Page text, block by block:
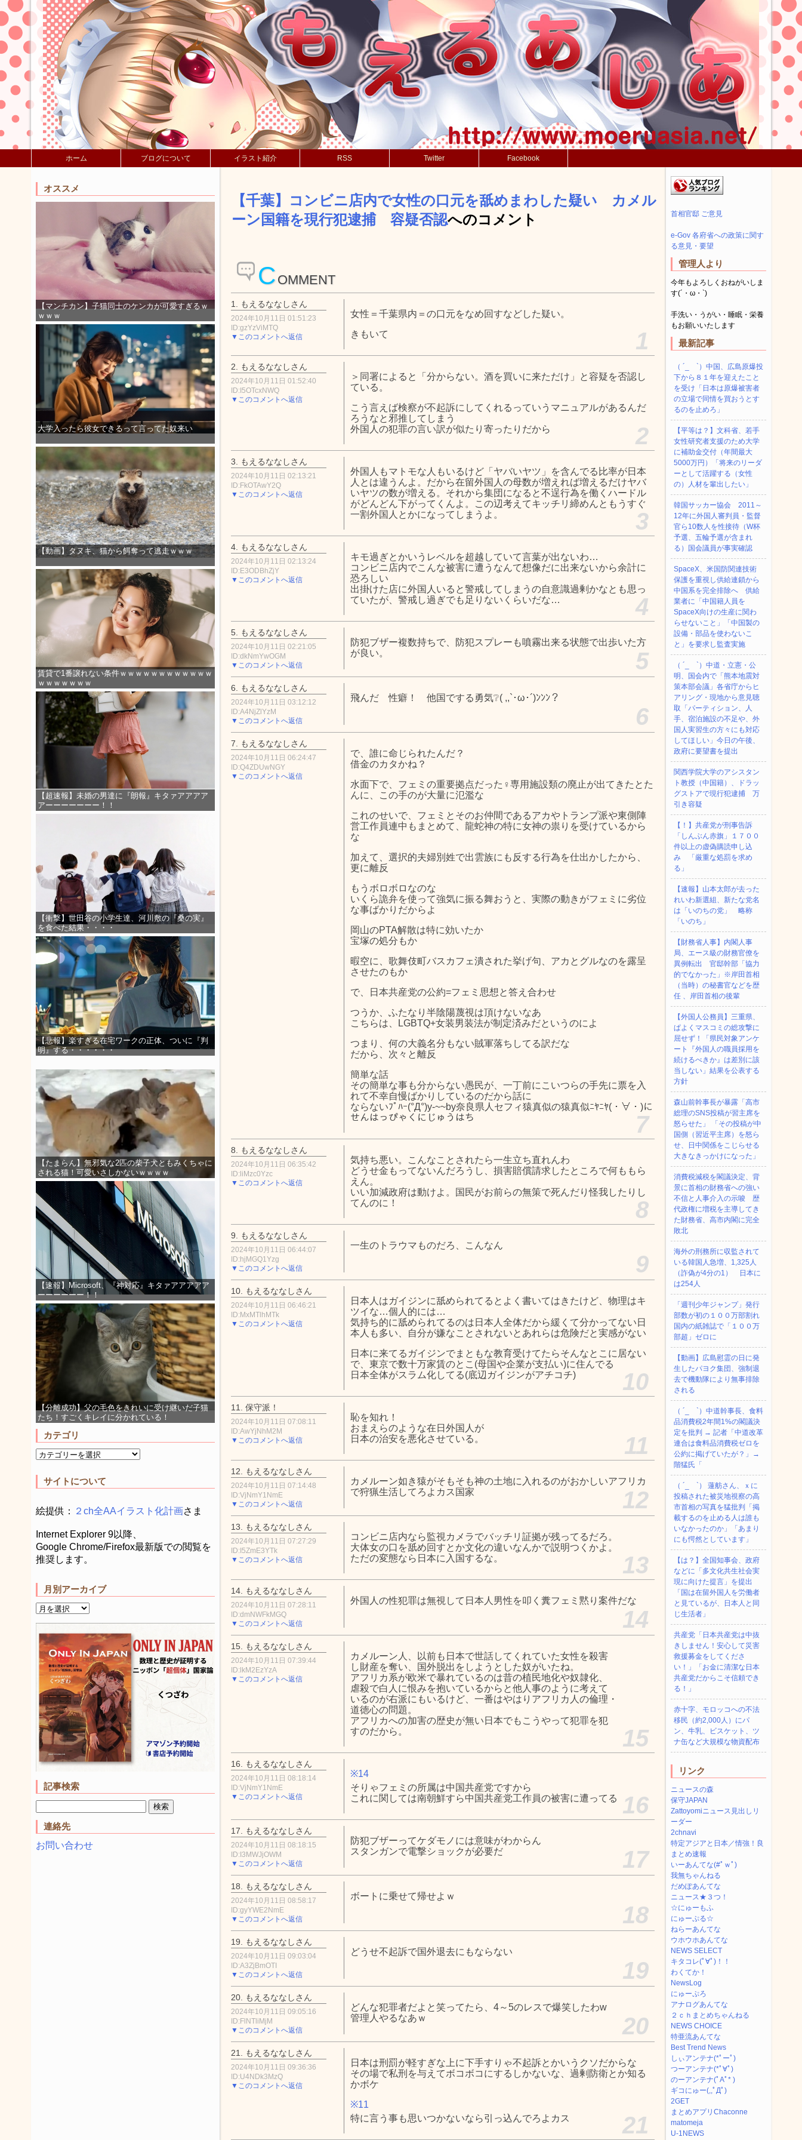
ホーム ブログについて イラスト紹介 RSS Twitter Facebook
オススメ
【マンチカン】子猫同士のケンカが可愛すぎるｗ
ｗｗｗ
大学入ったら彼女できるって言ってた奴来い
【動画】タヌキ、猫から餌奪って逃走ｗｗｗ
賃貸で1番譲れない条件ｗｗｗｗｗｗｗｗｗｗｗｗ
ｗｗｗｗｗｗｗ
【超速報】未婚の男達に『朗報』キタァアアアア
アーーーーーーー！！
【衝撃】世田谷の小学生達、河川敷の『桑の実』
を食べた結果・・・・
【悲報】楽すぎる在宅ワークの正体、ついに『判
明』する・・・・・・
【たまらん】無邪気な2匹の柴子犬ともみくちゃに
される猫！可愛いさしかないｗｗｗｗ
【速報】Microsoft、『神対応』キタァアアアアア
ーーーーーー！！
【分離成功】父の毛色をきれいに受け継いだ子猫
たち！すごくキレイに分かれている！
カテゴリ
サイトについて
絵提供： ２ch全AAイラスト化計画さま
Internet Explorer 9以降、
Google Chrome/Firefox最新版での閲覧を
推奨します。
月別アーカイブ
記事検索
連絡先
お問い合わせ
【千葉】コンビニ店内で女性の口元を舐めまわした疑い カメル
ーン国籍を現行犯逮捕 容疑否認へのコメント
C OMMENT
1. もえるななしさん
2024年10月11日 01:51:23
ID:gzYzViMTQ
▼このコメントへ返信
女性＝千葉県内＝の口元をなめ回すなどした疑い。
きもいて
1
2. もえるななしさん
2024年10月11日 01:52:40
ID:I5OTcxNWQ
▼このコメントへ返信
＞同署によると「分からない。酒を買いに来ただけ」と容疑を否認し
ている。
こう言えば検察が不起訴にしてくれるっていうマニュアルがあるんだ
ろうなと邪推してしまう
外国人の犯罪の言い訳が似たり寄ったりだから
2
3. もえるななしさん
2024年10月11日 02:13:21
ID:FkOTAwY2Q
▼このコメントへ返信
外国人もマトモな人もいるけど「ヤバいヤツ」を含んでる比率が日本
人とは違うんよ。だから在留外国人の母数が増えれば増えるだけヤバ
いヤツの数が増える。それから集団になると不逞行為を働くハードル
がどんどん下がってくんよ。この辺考えてキッチリ締めんともうすぐ
一割外国人とかになってしまうよ。
3
4. もえるななしさん
2024年10月11日 02:13:24
ID:E3ODBhZjY
▼このコメントへ返信
キモ過ぎとかいうレベルを超越していて言葉が出ないわ…
コンビニ店内でこんな被害に遭うなんて想像だに出来ないから余計に
恐ろしい
出掛けた店に外国人いると警戒してしまうの自意識過剰かなとも思っ
ていたが、警戒し過ぎでも足りないくらいだな…
4
5. もえるななしさん
2024年10月11日 02:21:05
ID:dkNmYwOGM
▼このコメントへ返信
防犯ブザー複数持ちで、防犯スプレーも噴霧出来る状態で出歩いた方
が良い。
5
6. もえるななしさん
2024年10月11日 03:12:12
ID:A4NjZlYzM
▼このコメントへ返信
飛んだ 性癖！ 他国でする勇気❔( ,,`･ω･´)ﾝﾝﾝ？
6
7. もえるななしさん
2024年10月11日 06:24:47
ID:Q4ZDUwNGY
▼このコメントへ返信
で、誰に命じられたんだ？
借金のカタかね？
水面下で、フェミの重要拠点だった♀専用施設類の廃止が出てきたとた
んに、この手のが大量に氾濫な
これのせいで、フェミとそのお仲間であるアカやトランプ派や東側陣
営工作員連中もまとめて、龍蛇神の特に女神の祟りを受けているから
な
加えて、選択的夫婦別姓で出雲族にも反する行為を仕出かしたから、
更に離反
もうボロボロなのな
いくら詭弁を使って強気に振る舞おうと、実際の動きがフェミに劣位
な事ばかりだからよ
岡山のPTA解散は特に効いたか
宝塚の処分もか
暇空に、歌舞伎町バスカフェ潰された挙げ句、アカとグルなのを露呈
させたのもか
で、日本共産党の公約=フェミ思想と答え合わせ
つうか、ふたなり半陰陽蔑視は頂けないなあ
こちらは、LGBTQ+女装男装法が制定済みだというのによ
つまり、何の大義名分もない賊軍落ちしてる訳だな
だから、次々と離反
簡単な話
その簡単な事も分からない愚民が、一丁前にこいつらの手先に票を入
れて不幸自慢ばかりしているのだから話に
ならないﾌﾟﾊｰ(°Д°)y-~~by奈良県人セフィ猿真似の猿真似ﾆﾔﾆﾔ(・∀・)に
せんはっぴゃくにじゅうはち
7
8. もえるななしさん
2024年10月11日 06:35:42
ID:liMzc0Yzc
▼このコメントへ返信
気持ち悪い。こんなことされたら一生立ち直れんわ
どうせ金もってないんだろうし、損害賠償請求したところで何ももら
えん。
いい加減政府は動けよ。国民がお前らの無策で死んだり怪我したりし
てんのに！
8
9. もえるななしさん
2024年10月11日 06:44:07
ID:hjMGQ1Yzg
▼このコメントへ返信
一生のトラウマものだろ、こんなん
9
10. もえるななしさん
2024年10月11日 06:46:21
ID:MxMTlhMTk
▼このコメントへ返信
日本人はガイジンに舐められてるとよく書いてはきたけど、物理はキ
ツイな…個人的には…
気持ち的に舐められてるのは日本人全体だから緩くて分かってない日
本人も多い、自分が嫌なことされないとあれらは危険だと実感がない
日本に来てるガイジンでまともな教育受けてたらそんなとこに居ない
で、東京で数十万家賃のとこ(母国や企業が支払い)に住んでる
日本全体がスラム化してる(底辺ガイジンがアチコチ)
10
11. 保守派！
2024年10月11日 07:08:11
ID:AwYjNhM2M
▼このコメントへ返信
恥を知れ！
おまえらのような在日外国人が
日本の治安を悪化させている。
11
12. もえるななしさん
2024年10月11日 07:14:48
ID:VjNmY1NmE
▼このコメントへ返信
カメルーン如き猿がそもそも神の土地に入れるのがおかしいアフリカ
で狩猟生活してろよカス国家
12
13. もえるななしさん
2024年10月11日 07:27:29
ID:I5ZmE3YTk
▼このコメントへ返信
コンビニ店内なら監視カメラでバッチリ証拠が残ってるだろ。
大体女の口を舐め回すとか文化の違いなんかで説明つくかよ。
ただの変態なら日本に入国するな。
13
14. もえるななしさん
2024年10月11日 07:28:11
ID:dmNWFkMGQ
▼このコメントへ返信
外国人の性犯罪は無視して日本人男性を叩く糞フェミ黙り案件だな
14
15. もえるななしさん
2024年10月11日 07:39:44
ID:lkM2EzYzA
▼このコメントへ返信
カメルーン人、以前も日本で世話してくれていた女性を殺害
し財産を奪い、国外脱出をしようとした奴がいたね。
アフリカ系が欧米で暴れているのは昔の植民地化や奴隷化、
虐殺で白人に恨みを抱いているからと他人事のように考えて
いるのが右派にもいるけど、一番はやはりアフリカ人の倫理・
道徳心の問題。
アフリカへの加害の歴史が無い日本でもこうやって犯罪を犯
すのだから。
15
16. もえるななしさん
2024年10月11日 08:18:14
ID:VjNmY1NmE
▼このコメントへ返信
※14
そりゃフェミの所属は中国共産党ですから
これに関しては南朝鮮すら中国共産党工作員の被害に遭ってる
16
17. もえるななしさん
2024年10月11日 08:18:15
ID:I3MWJjOWM
▼このコメントへ返信
防犯ブザーってケダモノには意味がわからん
スタンガンで電撃ショックが必要だ
17
18. もえるななしさん
2024年10月11日 08:58:17
ID:gyYWE2NmE
▼このコメントへ返信
ボートに乗せて帰せよｗ
18
19. もえるななしさん
2024年10月11日 09:03:04
ID:A3ZjBmOTI
▼このコメントへ返信
どうせ不起訴で国外退去にもならない
19
20. もえるななしさん
2024年10月11日 09:05:16
ID:FlNTliMjM
▼このコメントへ返信
どんな犯罪者だよと笑ってたら、4～5のレスで爆笑したわw
管理人やるなあｗ
20
21. もえるななしさん
2024年10月11日 09:36:36
ID:U4NDk3MzQ
▼このコメントへ返信
日本は刑罰が軽すぎな上に下手すりゃ不起訴とかいうクソだからな
その場で私刑を与えてボコボコにするしかないな、過剰防衛とか知る
かボケ
※11
特に言う事も思いつかないなら引っ込んでろよカス
21
首相官邸 ご意見
e-Gov 各府省への政策に関す
る意見・要望
管理人より
今年もよろしくおねがいしま
す(´・ω・`)
手洗い・うがい・睡眠・栄養
もお願いいたします
最新記事
（ ´_ゝ`）中国、広島原爆投
下から８１年を迎えたこと
を受け「日本は原爆被害者
の立場で同情を買おうとす
るのを止めろ」
【平等は？】文科省、若手
女性研究者支援のため大学
に補助金交付（年間最大
5000万円）「将来のリーダ
ーとして活躍する（女性
の）人材を輩出したい」
韓国サッカー協会 2011～
12年に外国人審判員・監督
官ら10数人を性接待（W杯
予選、五輪予選が含まれ
る）国会議員が事実確認
SpaceX、米国防関連技術
保護を重視し供給連鎖から
中国系を完全排除へ 供給
業者に「中国籍人員を
SpaceX向けの生産に関わ
らせないこと」「中国製の
設備・部品を使わないこ
と」を要求し監査実施
（ ´_ゝ`）中道・立憲・公
明、国会内で「熊本地震対
策本部会議」各省庁からヒ
アリング・現地から意見聴
取「パーティション、人
手、宿泊施設の不足や、外
国人実習生の方々にも対応
してほしい」今日の午後、
政府に要望書を提出
関西学院大学のアシスタン
ト教授（中国籍）、ドラッ
グストアで現行犯逮捕 万
引き容疑
【！】共産党が刑事告訴
「しんぶん赤旗」１７００
件以上の虚偽購読申し込
み 「厳重な処罰を求め
る」
【速報】山本太郎が去った
れいわ新選組、新たな党名
は「いのちの党」 略称
「いのち」
【財務省人事】内閣人事
局、エース級の財務官僚を
異例転出 官邸幹部「協力
的でなかった」※岸田首相
（当時）の秘書官などを歴
任 、岸田首相の後輩
【外国人公務員】三重県、
ぱよくマスコミの総攻撃に
屈せず！「県民対象アンケ
ート『外国人の職員採用を
続けるべきか』は差別に該
当しない」結果を公表する
方針
森山前幹事長が暴露「高市
総理のSNS投稿が習主席を
怒らせた」 「その投稿が中
国側（習近平主席）を怒ら
せ、日中関係をこじらせる
大きなきっかけになった」
消費税減税を閣議決定、背
景に首相の財務省への強い
不信と人事介入の示唆 歴
代政権に増税を主導してき
た財務省、高市内閣に完全
敗北
海外の刑務所に収監されて
いる韓国人急増、1,325人
（詐偽が4分の1） 日本に
は254人
「週刊少年ジャンプ」発行
部数が初の１００万部割れ
国内の紙雑誌で「１００万
部超」ゼロに
【動画】広島慰霊の日に発
生したパヨク集団、強制退
去で機動隊により無事排除
される
（ ´_ゝ`）中道幹事長、食料
品消費税2年間1%の閣議決
定を批判 → 記者「中道改革
連合は食料品消費税ゼロを
公約に掲げていたが？」→
階猛氏「
（ ´_ゝ`） 蓮舫さん、ｘに
投稿された被災地視察の高
市首相の写真を猛批判「掲
載するのを止める人は誰も
いなかったのか」「あまり
にも愕然としています」
【は？】全国知事会、政府
などに「多文化共生社会実
現に向けた提言」を提出
「国は在留外国人を労働者
と見ているが、日本人と同
じ生活者」
共産党「日本共産党は中抜
きしません！安心して災害
救援募金をしてくださ
い！」「お金に清潔な日本
共産党だからこそ信頼でき
る！」
赤十字、モロッコへの不法
移民（約2,000人）にパ
ン、牛乳、ビスケット、ツ
ナ缶など大規模な物資配布
リンク
ニュースの森
保守JAPAN
Zattoyomiニュース見出しリ
ーダー
2chnavi
特定アジアと日本／情強！良
まとめ速報
いーあんてな(#ﾟｗﾟ)
我無ちゃんねる
だめぽあんてな
ニュース★３つ！
☆にゅーもふ
にゅーぷる☆
ねらーあんてな
ウホウホあんてな
NEWS SELECT
キタコレ(ﾟ∀ﾟ)！！
わくてか！
NewsLog
にゅーぷろ
アナログあんてな
２ｃｈまとめちゃんねる
NEWS CHOICE
特亜流あんてな
Best Trend News
しぃアンテナ(*ﾟーﾟ)
つーアンテナ(*ﾟ∀ﾟ)
のーアンテナ(ﾟAﾟ* )
ギコにゅー(,,ﾟДﾟ)
2GET
まとめアプリChaconne
matomeja
U-1NEWS